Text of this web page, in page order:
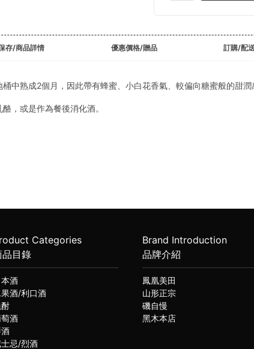
存/商品詳情 優惠價格/贈品 訂購/配
中熟成2個月，因此帶有蜂蜜、小白花香氣、較偏向糖蜜般的甜
，或是作為餐後消化酒。
Categories
品目錄
酒
酒/利口酒
酒
忌/烈酒
Brand Introduction
品牌介紹
鳳凰美田
山形正宗
磯自慢
黑木本店